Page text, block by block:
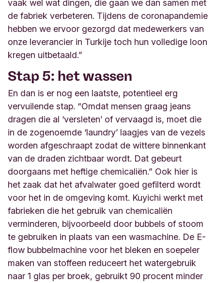
vaak wel wat dingen, die gaan we dan samen met
de fabriek verbeteren. Tijdens de coronapandemie
hebben we ervoor gezorgd dat medewerkers van
onze leverancier in Turkije toch hun volledige loon
kregen uitbetaald.”
Stap 5: het wassen
En dan is er nog een laatste, potentieel erg
vervuilende stap. “Omdat mensen graag jeans
dragen die al ‘versleten’ of vervaagd is, moet die
in de zogenoemde ‘laundry’ laagjes van de vezels
worden afgeschraapt zodat de wittere binnenkant
van de draden zichtbaar wordt. Dat gebeurt
doorgaans met heftige chemicaliën.” Ook hier is
het zaak dat het afvalwater goed gefilterd wordt
voor het in de omgeving komt. Kuyichi werkt met
fabrieken die het gebruik van chemicaliën
verminderen, bijvoorbeeld door bubbels of stoom
te gebruiken in plaats van een wasmachine. De E-
flow bubbelmachine voor het bleken en soepeler
maken van stoffeen reduceert het watergebruik
naar 1 glas per broek, gebruikt 90 procent minder